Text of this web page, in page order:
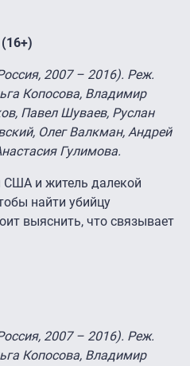
2007 – 2016). Реж.
Копосова, Владимир
Павел Шуваев, Руслан
Олег Валкман, Андрей
Гулимова.
США и житель далекой
найти убийцу
выяснить, что связывает
2007 – 2016). Реж.
Копосова, Владимир